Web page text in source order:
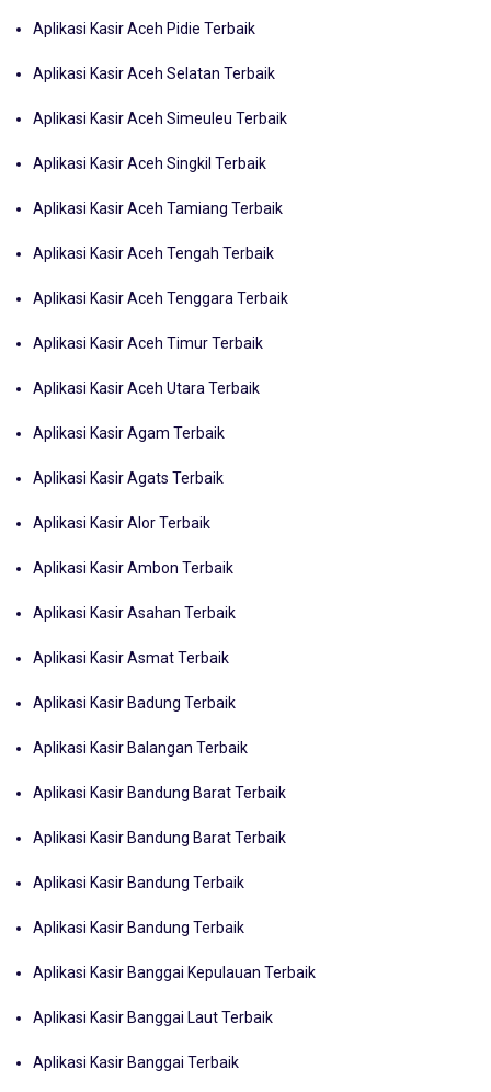
Aplikasi Kasir Aceh Pidie Terbaik
Aplikasi Kasir Aceh Selatan Terbaik
Aplikasi Kasir Aceh Simeuleu Terbaik
Aplikasi Kasir Aceh Singkil Terbaik
Aplikasi Kasir Aceh Tamiang Terbaik
Aplikasi Kasir Aceh Tengah Terbaik
Aplikasi Kasir Aceh Tenggara Terbaik
Aplikasi Kasir Aceh Timur Terbaik
Aplikasi Kasir Aceh Utara Terbaik
Aplikasi Kasir Agam Terbaik
Aplikasi Kasir Agats Terbaik
Aplikasi Kasir Alor Terbaik
Aplikasi Kasir Ambon Terbaik
Aplikasi Kasir Asahan Terbaik
Aplikasi Kasir Asmat Terbaik
Aplikasi Kasir Badung Terbaik
Aplikasi Kasir Balangan Terbaik
Aplikasi Kasir Bandung Barat Terbaik
Aplikasi Kasir Bandung Barat Terbaik
Aplikasi Kasir Bandung Terbaik
Aplikasi Kasir Bandung Terbaik
Aplikasi Kasir Banggai Kepulauan Terbaik
Aplikasi Kasir Banggai Laut Terbaik
Aplikasi Kasir Banggai Terbaik